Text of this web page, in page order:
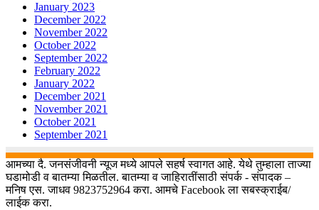
January 2023
December 2022
November 2022
October 2022
September 2022
February 2022
January 2022
December 2021
November 2021
October 2021
September 2021
आमच्या दै. जनसंजीवनी न्यूज मध्ये आपले सहर्ष स्वागत आहे. येथे तुम्हाला ताज्या
घडामोडी व बातम्या मिळतील. बातम्या व जाहिरातींसाठी संपर्क - संपादक –
मनिष एस. जाधव 9823752964 करा. आमचे Facebook ला सबस्क्राईब/
लाईक करा.